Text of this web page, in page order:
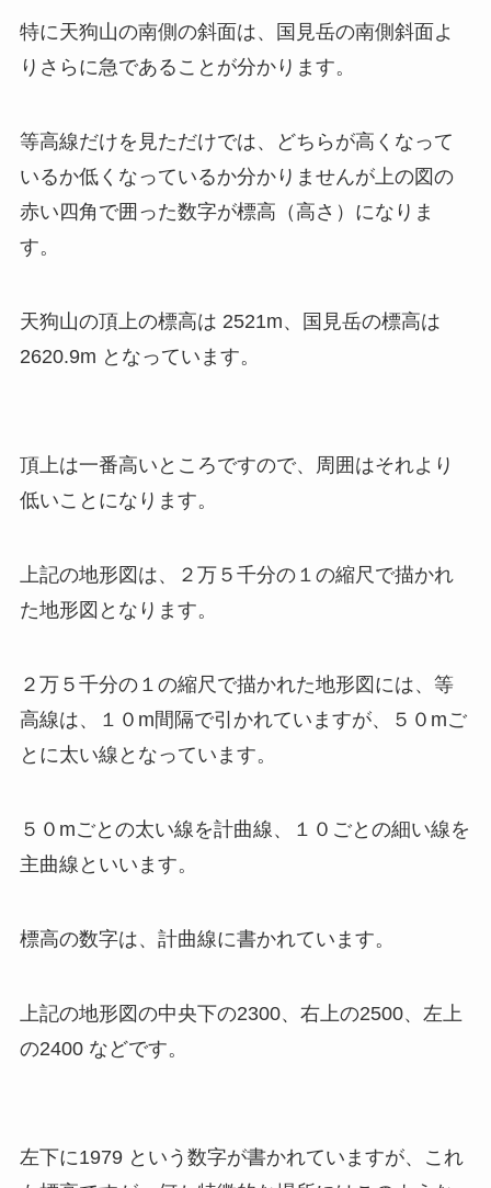
特に天狗山の南側の斜面は、国見岳の南側斜面よ
りさらに急であることが分かります。
等高線だけを見ただけでは、どちらが高くなって
いるか低くなっているか分かりませんが上の図の
赤い四角で囲った数字が標高（高さ）になりま
す。
天狗山の頂上の標高は 2521m、国見岳の標高は
2620.9m となっています。
頂上は一番高いところですので、周囲はそれより
低いことになります。
上記の地形図は、２万５千分の１の縮尺で描かれ
た地形図となります。
２万５千分の１の縮尺で描かれた地形図には、等
高線は、１０m間隔で引かれていますが、５０mご
とに太い線となっています。
５０mごとの太い線を計曲線、１０ごとの細い線を
主曲線といいます。
標高の数字は、計曲線に書かれています。
上記の地形図の中央下の2300、右上の2500、左上
の2400 などです。
左下に1979 という数字が書かれていますが、これ